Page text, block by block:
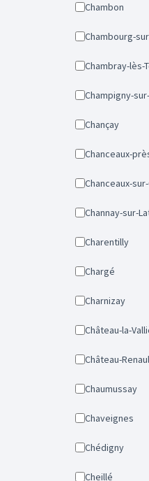
Chambon
Chambourg-
Chambray-lès-
Champigny-
Chançay
Chanceaux-
Chanceaux-
Channay-sur-
Charentilly
Chargé
Charnizay
Château-la-
Château-
Chaumussay
Chaveignes
Chédigny
Cheillé